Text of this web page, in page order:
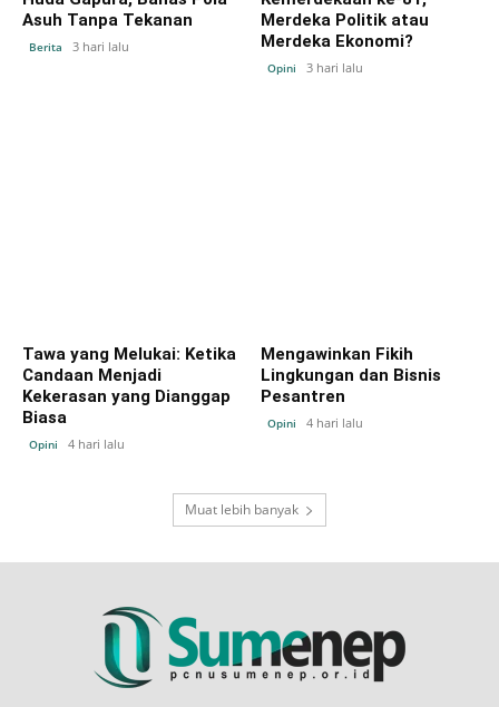
Asuh Tanpa Tekanan
Berita 3 hari lalu
Merdeka Politik atau
Merdeka Ekonomi?
Opini 3 hari lalu
Tawa yang Melukai: Ketika
Candaan Menjadi
Kekerasan yang Dianggap
Biasa
Opini 4 hari lalu
Mengawinkan Fikih
Lingkungan dan Bisnis
Pesantren
Opini 4 hari lalu
Muat lebih banyak